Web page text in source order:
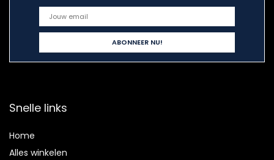
Snelle links
Home
Alles winkelen